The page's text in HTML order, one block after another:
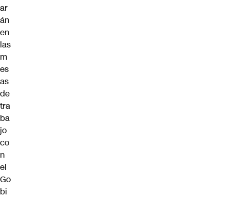
ar
án
en
las
m
es
as
de
tra
ba
jo
co
n
el
Go
bi